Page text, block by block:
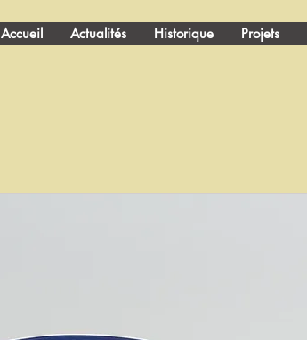
Accueil Actualités Historique Projets